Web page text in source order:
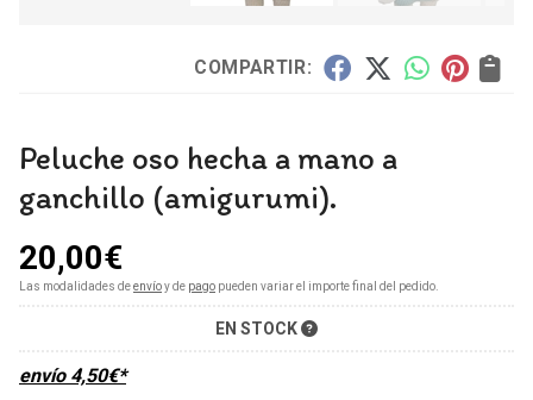
COMPARTIR:
Peluche oso hecha a mano a
ganchillo (amigurumi).
20,00€
Las modalidades deenvíoy de pago pueden variar el importe final del pedido.
EN STOCK
envío 4,50€*